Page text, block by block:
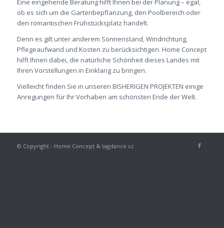
Eine eingehende Beratung hilft Ihnen bei der Planung – egal,
ob es sich um die Gartenbepflanzung, den Poolbereich oder
den romantischen Frühstücksplatz handelt.
Denn es gilt unter anderem Sonnenstand, Windrichtung,
Pflegeaufwand und Kosten zu berücksichtigen. Home Concept
hilft Ihnen dabei, die natürliche Schönheit dieses Landes mit
Ihren Vorstellungen in Einklang zu bringen.
Vielleicht finden Sie in unseren BISHERIGEN PROJEKTEN einige
Anregungen für Ihr Vorhaben am schönsten Ende der Welt.
© Copyright - Home Concept & tagdance cc